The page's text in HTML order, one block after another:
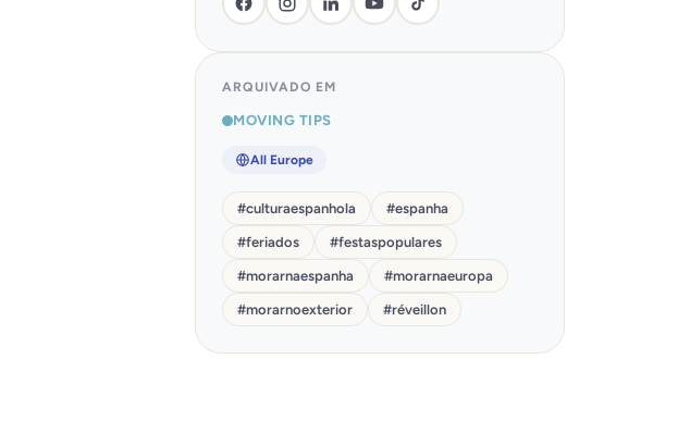
ARQUIVADO EM
MOVING TIPS
All Europe
#culturaespanhola #espanha
#feriados #festaspopulares
#morarnaespanha #morarnaeuropa
#morarnoexterior #réveillon